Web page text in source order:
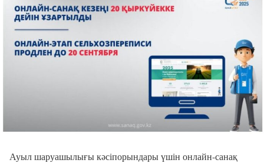
Ауыл шаруашылығы кәсіпорындары үшін онлайн-санақ